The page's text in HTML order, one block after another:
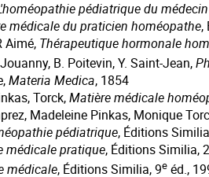
pédiatrique du
médicale du praticien homéopathe,
Aimé, Thérapeutique hormonale
B. Poitevin, Y. Saint-Jean,
Materia Medica, 1854
Torck,Matière médicale
Madeleine Pinkas, Monique
pédiatrique, Éditions
médicale pratique, Éditions Similia,
médicale, Éditions Similia, 9e éd.,